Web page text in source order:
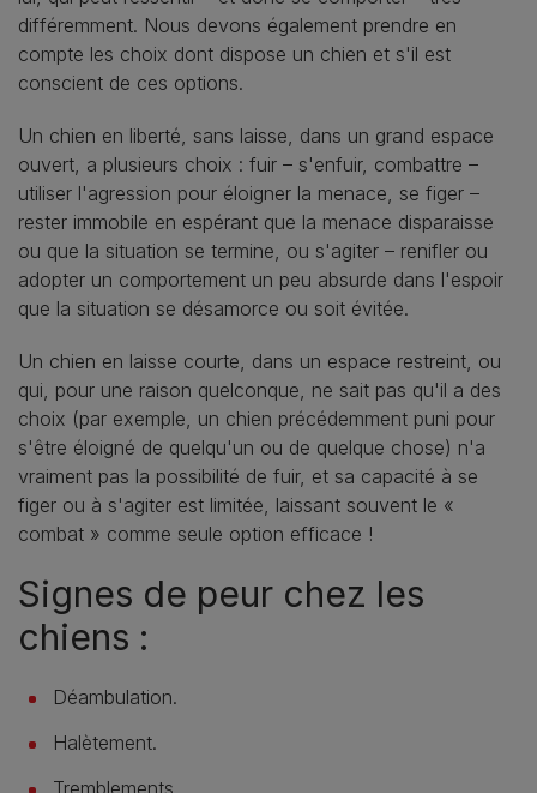
différemment. Nous devons également prendre en
compte les choix dont dispose un chien et s'il est
conscient de ces options.
Un chien en liberté, sans laisse, dans un grand espace
ouvert, a plusieurs choix : fuir – s'enfuir, combattre –
utiliser l'agression pour éloigner la menace, se figer –
rester immobile en espérant que la menace disparaisse
ou que la situation se termine, ou s'agiter – renifler ou
adopter un comportement un peu absurde dans l'espoir
que la situation se désamorce ou soit évitée.
Un chien en laisse courte, dans un espace restreint, ou
qui, pour une raison quelconque, ne sait pas qu'il a des
choix (par exemple, un chien précédemment puni pour
s'être éloigné de quelqu'un ou de quelque chose) n'a
vraiment pas la possibilité de fuir, et sa capacité à se
figer ou à s'agiter est limitée, laissant souvent le «
combat » comme seule option efficace !
Signes de peur chez les
chiens :
Déambulation.
Halètement.
Tremblements.